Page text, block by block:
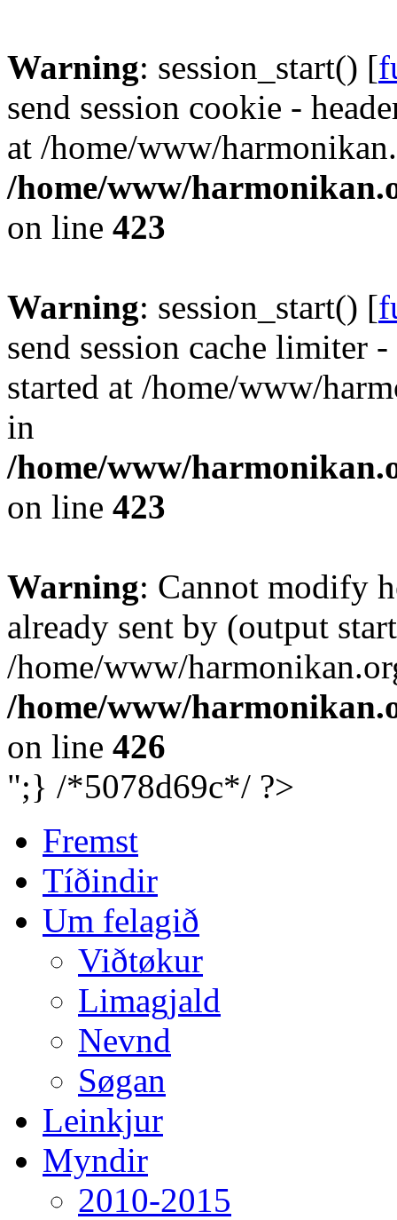
Warning: session_start() [
send session cookie -
at /home/www/
/home/www/
on line 423
Warning: session_start() [
send session cache limiter
started at /home/www/
in
/home/www/
on line 423
Warning: Cannot modify
already sent by (output
/home/www/
/home/www/
on line 426
";} /*5078d69c*/ ?>
Fremst
Tíðindir
Um felagið
Viðtøkur
Limagjald
Nevnd
Søgan
Leinkjur
Myndir
2010-2015